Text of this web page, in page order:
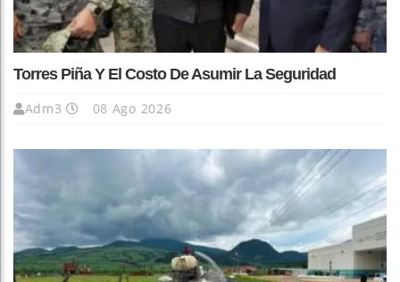
Torres Piña Y El Costo De Asumir La Seguridad
Adm3 08 Ago 2026